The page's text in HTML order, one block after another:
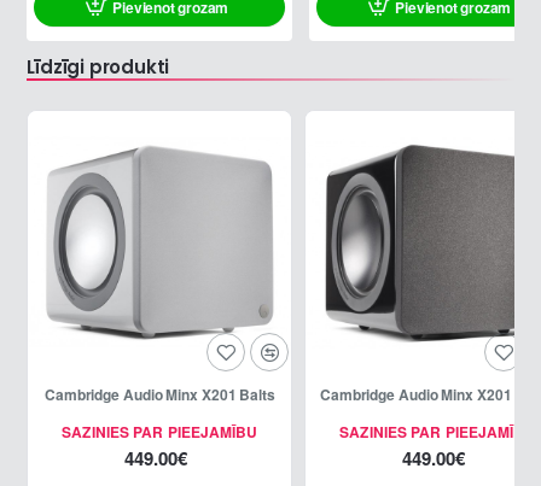
Pievienot grozam Pievienot grozam
Līdzīgi produkti
SAZINIES PAR PIEEJAMĪBU
Cambridge Audio Minx X201 Balts
449.00€
SAZINIES PAR PIEEJAMĪBU
Cambridge Audio Minx X201
449.00€